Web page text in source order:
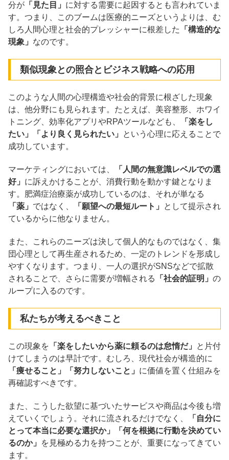
分が 「見た目」 に対する需要に起因するとも言われていま
す。つまり、このブームは医療的ニーズというよりは、む
しろ人間心理と社会的プレッシャーに根差した
「構造的な
現象」 なのです。
類似現象との照合とビジネス戦略への応用
このような人間の心理構造や社会的背景に根ざした現象
は、他分野にも見られます。たとえば、美容整形、ホワイ
トニング、効率化アプリやRPAツールなども、
「楽をし
たい」「より良く見られたい」
という心理に応えることで
成功しています。
マーケティングにおいては、
「人間の無意識レベルでの選
好」 に訴えかけることが、消費行動を動かす鍵となりま
す。肥満症治療薬が成功しているのは、それが単なる
「薬」 ではなく、 「願望への最短ルート」
として提示され
ているからに他なりません。
また、これらのニーズは決して個人的なものではなく、集
団心理として再生産されるため、一定のトレンドを形成し
やすくなります。つまり、一人の選択がSNSなどで拡散
されることで、さらに需要が増幅される
「社会的証明」 の
ループに入るのです。
私たちが考えるべきこと
この現象を 「楽をしたいから薬に頼るのは怠惰だ」
と片付
けてしまうのは早計です。むしろ、現代社会が構造的に
「痩せること」「努力しないこと」 に価値を置く仕組みを
再確認すべきです。
また、こうした欲望に基づいたサービスや商品は今後も増
えていくでしょう。それに流されるだけでなく、
「自分に
とって本当に必要な選択か」「何を根拠に行動を決めてい
るのか」
を見極める力を持つことが、重要になってきてい
ます。